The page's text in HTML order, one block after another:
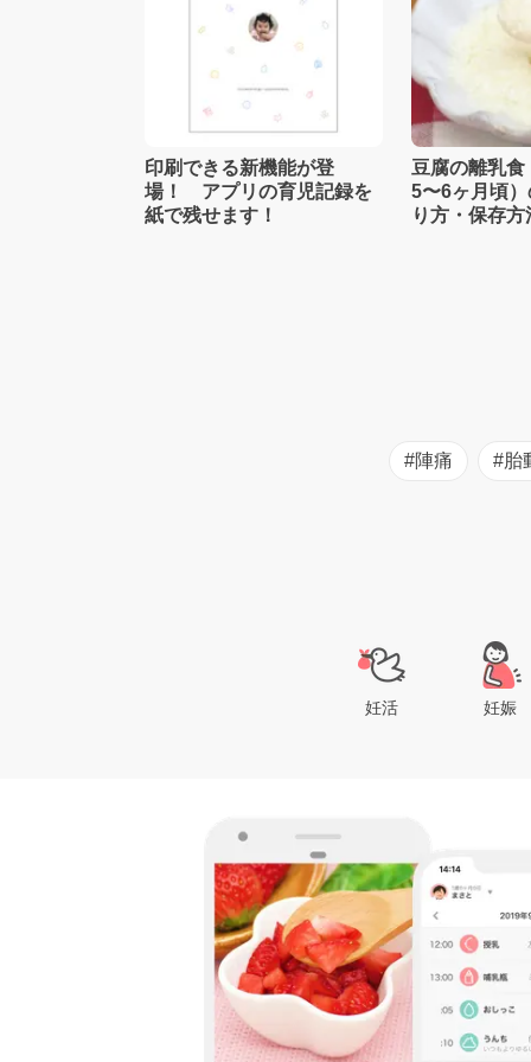
印刷できる新機能が登
場！ アプリの育児記録を
紙で残せます！
豆腐の離乳
5〜6ヶ月頃
り方・保存
#陣痛 #胎
妊活 妊娠